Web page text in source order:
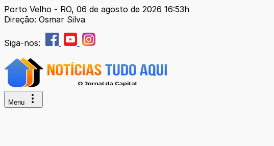
Porto Velho - RO, 06 de agosto de 2026 16:53h
Direção: Osmar Silva
Siga-nos:
Menu